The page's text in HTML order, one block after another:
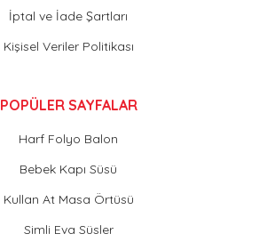
İptal ve İade Şartları
Kişisel Veriler Politikası
POPÜLER SAYFALAR
Harf Folyo Balon
Bebek Kapı Süsü
Kullan At Masa Örtüsü
Simli Eva Süsler